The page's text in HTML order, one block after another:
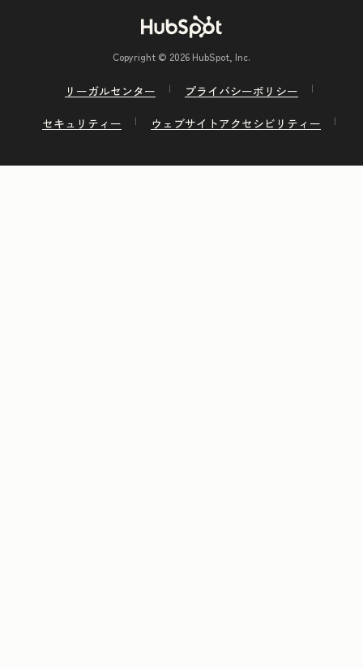
Copyright © 2026 HubSpot, Inc.
リーガルセンター
プライバシーポリシー
セキュリティー
ウェブサイトアクセシビリティー